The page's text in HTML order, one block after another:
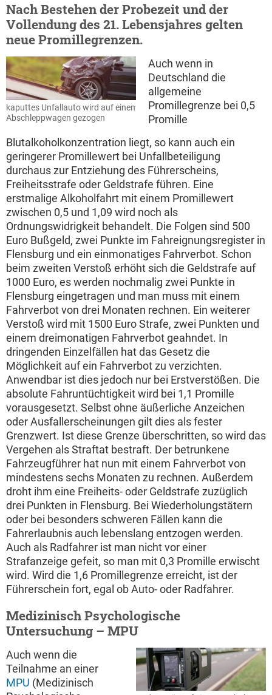
Nach Bestehen der Probezeit und der
Vollendung des 21. Lebensjahres gelten
neue Promillegrenzen.
kaputtes Unfallauto wird auf einen
Abschleppwagen gezogen
Auch wenn in
Deutschland die
allgemeine
Promillegrenze bei 0,5
Promille
Blutalkoholkonzentration liegt, so kann auch ein
geringerer Promillewert bei Unfallbeteiligung
durchaus zur Entziehung des Führerscheins,
Freiheitsstrafe oder Geldstrafe führen. Eine
erstmalige Alkoholfahrt mit einem Promillewert
zwischen 0,5 und 1,09 wird noch als
Ordnungswidrigkeit behandelt. Die Folgen sind 500
Euro Bußgeld, zwei Punkte im Fahreignungsregister in
Flensburg und ein einmonatiges Fahrverbot. Schon
beim zweiten Verstoß erhöht sich die Geldstrafe auf
1000 Euro, es werden nochmalig zwei Punkte in
Flensburg eingetragen und man muss mit einem
Fahrverbot von drei Monaten rechnen. Ein weiterer
Verstoß wird mit 1500 Euro Strafe, zwei Punkten und
einem dreimonatigen Fahrverbot geahndet. In
dringenden Einzelfällen hat das Gesetz die
Möglichkeit auf ein Fahrverbot zu verzichten.
Anwendbar ist dies jedoch nur bei Erstverstößen. Die
absolute Fahruntüchtigkeit wird bei 1,1 Promille
vorausgesetzt. Selbst ohne äußerliche Anzeichen
oder Ausfallerscheinungen gilt dies als fester
Grenzwert. Ist diese Grenze überschritten, so wird das
Vergehen als Straftat bestraft. Der betrunkene
Fahrzeugführer hat nun mit einem Fahrverbot von
mindestens sechs Monaten zu rechnen. Außerdem
droht ihm eine Freiheits- oder Geldstrafe zuzüglich
drei Punkten in Flensburg. Bei Wiederholungstätern
oder bei besonders schweren Fällen kann die
Fahrerlaubnis auch lebenslang entzogen werden.
Auch als Radfahrer ist man nicht vor einer
Strafanzeige gefeit, so man mit 0,3 Promille erwischt
wird. Wird die 1,6 Promillegrenze erreicht, ist der
Führerschein fort, egal ob Auto- oder Radfahrer.
Medizinisch Psychologische
Untersuchung – MPU
Auch wenn die
Teilnahme an einer
MPU (Medizinisch